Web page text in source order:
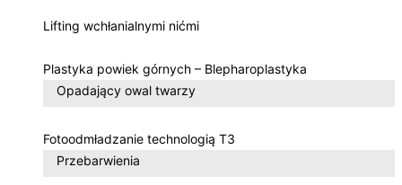
Lifting wchłanialnymi nićmi
Plastyka powiek górnych – Blepharoplastyka
Opadający owal twarzy
Fotoodmładzanie technologią T3
Przebarwienia